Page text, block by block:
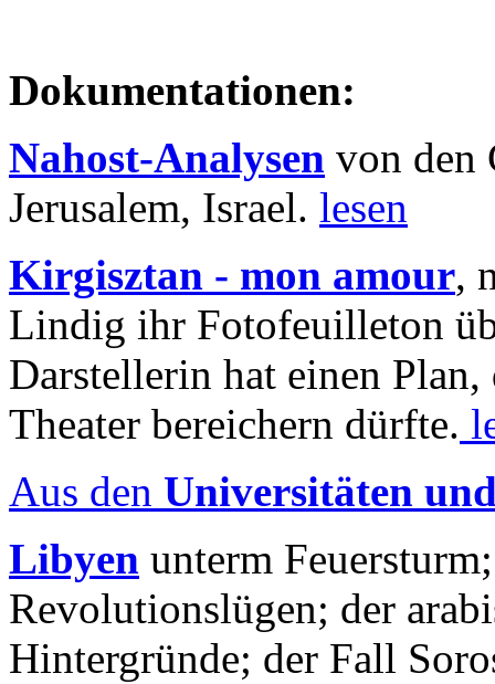
Dokumentationen:
Nahost-Analysen von den
Jerusalem, Israel. lesen
Kirgisztan - mon amour,
Lindig ihr Fotofeuilleton
Darstellerin hat einen Plan,
Theater bereichern dürfte.
Aus den Universitäten
Libyen unterm
Revolutionslügen; der
Hintergründe; der Fall